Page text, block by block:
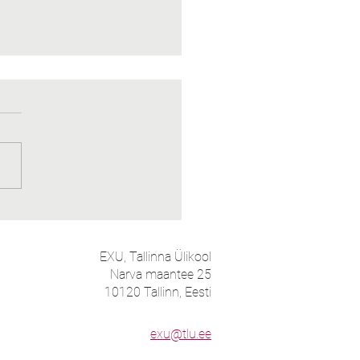
EXU, Tallinna Ülikool
Narva maantee 25
10120 Tallinn, Eesti
exu@tlu.ee